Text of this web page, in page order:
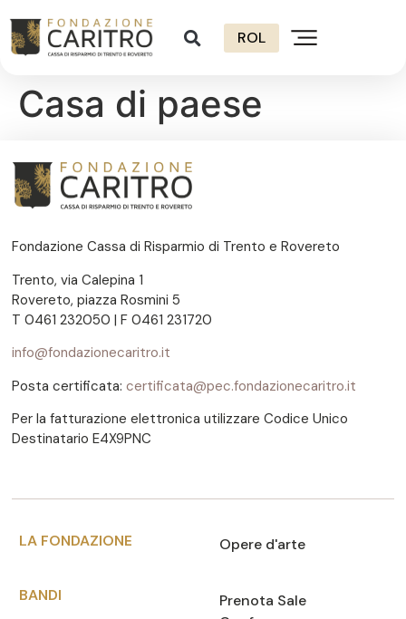
ROL
Casa di paese
Fondazione Cassa di Risparmio di Trento e Rovereto
Trento, via Calepina 1
Rovereto, piazza Rosmini 5
T 0461 232050 | F 0461 231720
info@fondazionecaritro.it
Posta certificata: certificata@pec.fondazionecaritro.it
Per la fatturazione elettronica utilizzare Codice Unico
Destinatario E4X9PNC
LA FONDAZIONE
BANDI
Opere d'arte
Prenota Sale